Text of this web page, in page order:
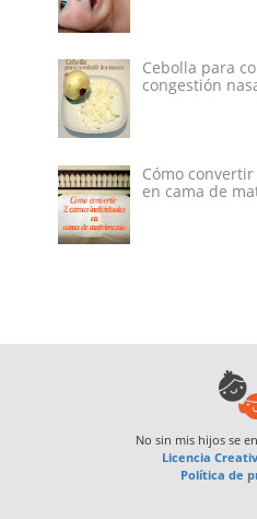
Cebolla para
congestión
Cómo
en cama de
No sin mis hijos se
Licencia
Política de